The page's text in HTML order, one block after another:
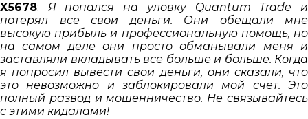
Х5678: Я попался на уловку Quantum Trade и
потерял все свои деньги. Они обещали мне
высокую прибыль и профессиональную помощь, но
на самом деле они просто обманывали меня и
заставляли вкладывать все больше и больше. Когда
я попросил вывести свои деньги, они сказали, что
это невозможно и заблокировали мой счет. Это
полный развод и мошенничество. Не связывайтесь
с этими кидалами!